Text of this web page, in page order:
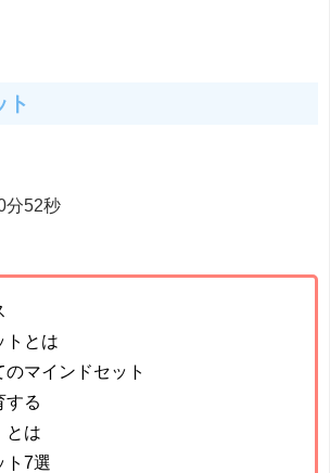
ト
分52秒
トとは
のマインドセット
する
とは
ト7選